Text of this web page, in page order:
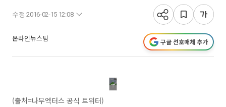
수정 2016-02-15 12:08
온라인뉴스팀 구글 선호매체 추가
(출처=나무엑터스 공식 트위터)